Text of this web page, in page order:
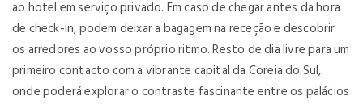
ao hotel em serviço privado. Em caso de chegar antes da hora
de check-in, podem deixar a bagagem na receção e descobrir
os arredores ao vosso próprio ritmo. Resto de dia livre para um
primeiro contacto com a vibrante capital da Coreia do Sul,
onde poderá explorar o contraste fascinante entre os palácios